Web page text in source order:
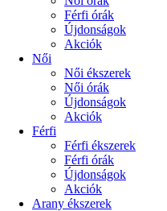
Férfi órák
Újdonságok
Akciók
Női
Női ékszerek
Női órák
Újdonságok
Akciók
Férfi
Férfi ékszerek
Férfi órák
Újdonságok
Akciók
Arany ékszerek